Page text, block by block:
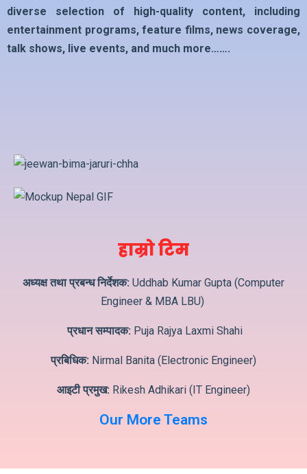
diverse selection of high-quality content, including
entertainment programs, feature films, news coverage,
talk shows, live events, and much more…….
हाम्रो टिम
अध्यक्ष तथा प्रबन्ध निर्देशक: Uddhab Kumar Gupta (Computer
Engineer & MBA LBU)
प्रधान सम्पादक: Puja Rajya Laxmi Shahi
प्रबिधिक: Nirmal Banita (Electronic Engineer)
आइटी प्रमुख: Rikesh Adhikari (IT Engineer)
Our More Teams